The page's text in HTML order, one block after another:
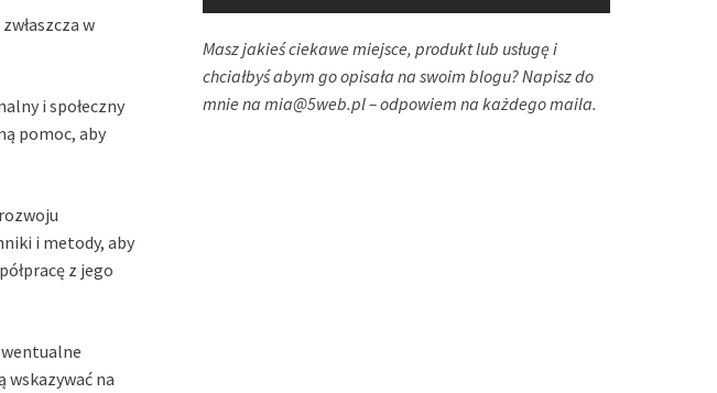
w
i społeczny
pomoc, aby
i metody, aby
z jego
wskazywać na
Masz jakieś ciekawe miejsce, produkt lub usługę i
chciałbyś abym go opisała na swoim blogu? Napisz do
mnie na mia@5web.pl– odpowiem na każdego maila.